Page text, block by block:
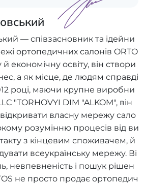
— співзасновник та ідейни
ортопедичних салонів ORTO
економічну освіту, він створи
а як місце, де людям справді
році, маючи крупне виробни
"TORHOVYI DIM "ALKOM", він
власну мережу сало
розумінню процесів від ви
з кінцевим споживачем, й
всеукраїнську мережу. Ві
невпевненість і пошук рішен
не просто продає ортопедич